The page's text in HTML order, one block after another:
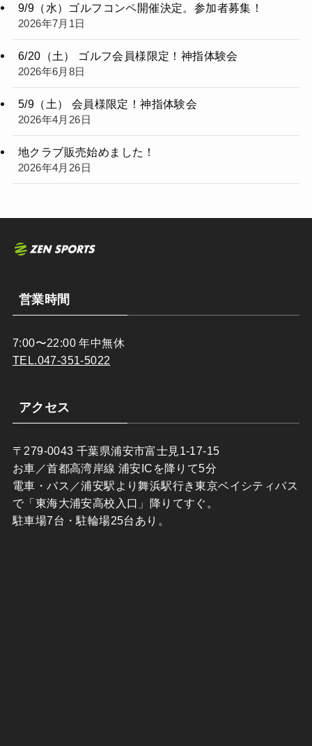
9/9（水）ゴルフコンペ開催決定。参加者募集！
2026年7月1日
6/20（土） ゴルフ会員様限定！神指体験会
2026年6月8日
5/9（土） 会員様限定！神指体験会
2026年4月26日
地クラブ販売始めました！
2026年4月26日
営業時間
7:00〜22:00 年中無休
TEL.047-351-5022
アクセス
〒279-0043 千葉県浦安市富士見1-17-15
お車／首都高湾岸線 浦安ICを降りて5分
電車・バス／浦安駅より舞浜駅行き東京ベイシティバス
で「東海大浦安高校入口」降りてすぐ。
駐車場7台・駐輪場25台あり。